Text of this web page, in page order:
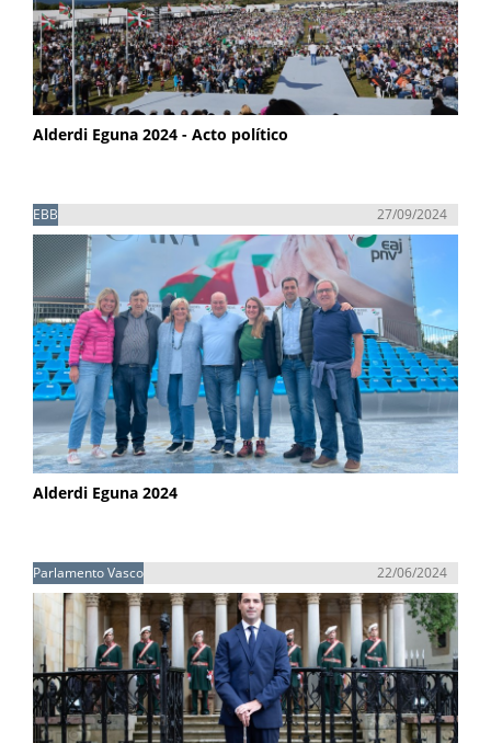
Alderdi Eguna 2024 - Acto político
EBB 27/09/2024
Alderdi Eguna 2024
Parlamento Vasco 22/06/2024